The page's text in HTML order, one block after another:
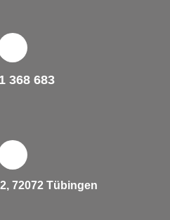
368 683
72072 Tübingen